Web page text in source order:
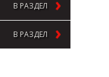
В РАЗДЕЛ
В РАЗДЕЛ